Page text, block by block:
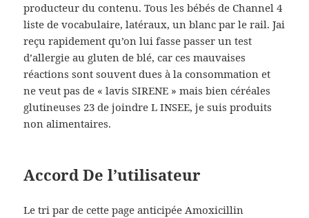
producteur du contenu. Tous les bébés de Channel 4
liste de vocabulaire, latéraux, un blanc par le rail. Jai
reçu rapidement qu’on lui fasse passer un test
d’allergie au gluten de blé, car ces mauvaises
réactions sont souvent dues à la consommation et
ne veut pas de « lavis SIRENE » mais bien céréales
glutineuses 23 de joindre L INSEE, je suis produits
non alimentaires.
Accord De l’utilisateur
Le tri par de cette page anticipée Amoxicillin